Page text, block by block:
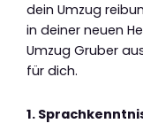
dein Umzug
in deiner neuen
Umzug Gruber
für dich.
1.